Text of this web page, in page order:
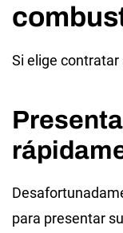
Si elige contratar
para presentar